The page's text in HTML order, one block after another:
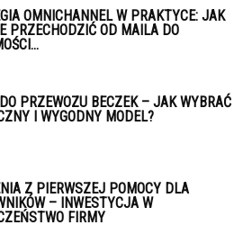
OMNICHANNEL W PRAKTYCE: JAK
PRZECHODZIĆ OD MAILA DO
PRZEWOZU BECZEK – JAK WYBRAĆ
I WYGODNY MODEL?
Z PIERWSZEJ POMOCY DLA
– INWESTYCJA W
FIRMY